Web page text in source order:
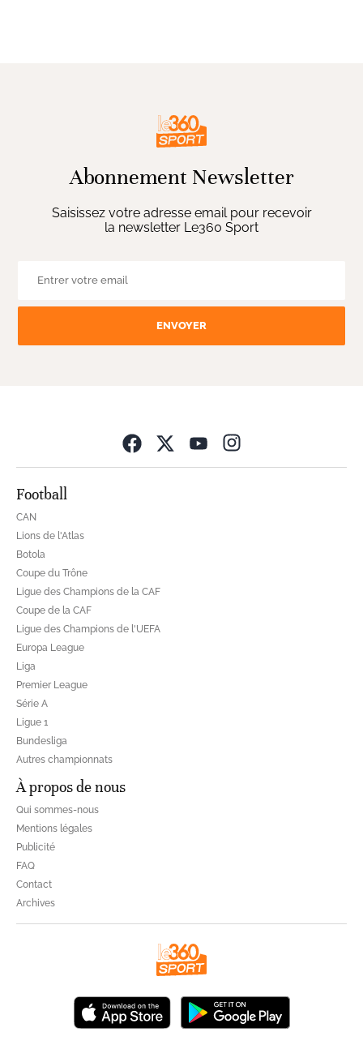
Abonnement Newsletter
Saisissez votre adresse email pour recevoir
la newsletter Le360 Sport
ENVOYER
Football
CAN
Lions de l'Atlas
Botola
Coupe du Trône
Ligue des Champions de la CAF
Coupe de la CAF
Ligue des Champions de l'UEFA
Europa League
Liga
Premier League
Série A
Ligue 1
Bundesliga
Autres championnats
À propos de nous
Qui sommes-nous
Mentions légales
Publicité
FAQ
Contact
Archives